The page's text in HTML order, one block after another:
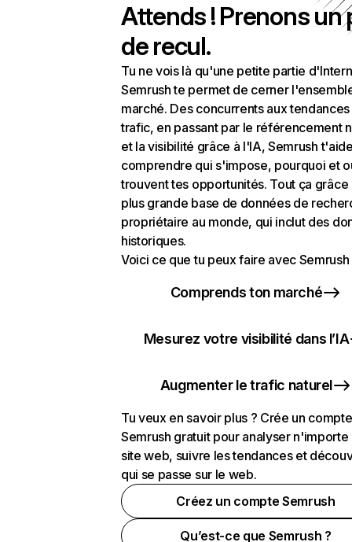
Attends ! Prenons un
de recul.
Tu ne vois là qu'une petite partie
Semrush te permet de cerner
marché. Des concurrents aux
trafic, en passant par le référencement
et la visibilité grâce à l'IA, Semrush
comprendre qui s'impose, pourquoi et
trouvent tes opportunités. Tout ça grâce
plus grande base de données de
propriétaire au monde, qui inclut des
historiques.
Voici ce que tu peux faire avec Semrush
Comprends ton marché
Mesurez votre visibilité dans l’IA
Augmenter le trafic naturel
Tu veux en savoir plus ? Crée un compte
Semrush gratuit pour analyser n'importe
site web, suivre les tendances et
qui se passe sur le web.
Créez un compte Semrush
Qu’est-ce que Semrush ?